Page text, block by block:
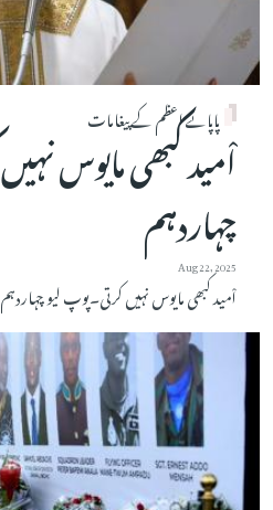
پاپائے اعظم کے پیغامات
اْمید کبھی مایوس
چہاردہم
Aug 22, 2025
اْمید کبھی مایوس نہیں کرتی۔پوپ لیو چہاردہم